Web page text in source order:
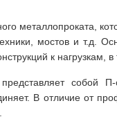
металлопроката,
мостов и т.д.
к нагрузкам,
собой
В отличие от